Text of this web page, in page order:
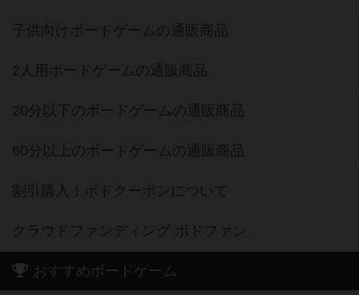
子供向けボードゲームの通販商品
2人用ボードゲームの通販商品
20分以下のボードゲームの通販商品
60分以上のボードゲームの通販商品
割引購入！ボドクーポンについて
クラウドファンディング ボドファン
おすすめボードゲーム